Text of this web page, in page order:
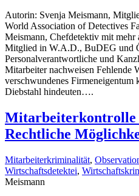
Autorin: Svenja Meismann,
World Association of Detectives
Meismann, Chefdetektiv mit mehr
Mitglied in W.A.D., BuDEG und
Personalverantwortliche und
Mitarbeiter nachweisen Fehlende
verschwundenes Firmeneigentum
Diebstahl hindeuten….
Mitarbeiterkontrolle
Rechtliche
Mitarbeiterkriminalität,
Wirtschaftsdetektei,
Meismann